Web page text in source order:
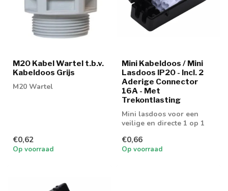
M20 Kabel Wartel t.b.v.
Kabeldoos Grijs
M20 Wartel
€0,62
Op voorraad
Mini Kabeldoos / Mini
Lasdoos IP20 - Incl. 2
Aderige Connector
16A - Met
Trekontlasting
Mini lasdoos voor een
veilige en directe 1 op 1
€0,66
Op voorraad